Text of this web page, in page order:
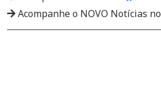
Acompanhe o NOVO Notícias no